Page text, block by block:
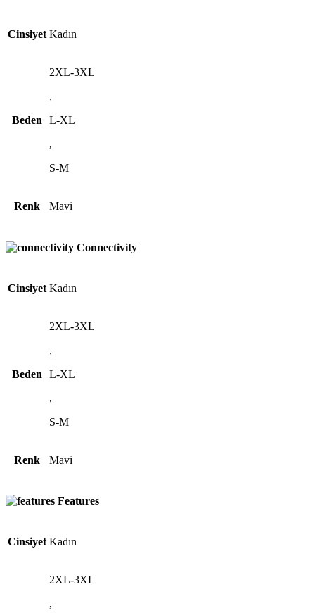
Cinsiyet Kadın
Beden
2XL-3XL
,
L-XL
,
S-M
Renk Mavi
Connectivity
Cinsiyet Kadın
Beden
2XL-3XL
,
L-XL
,
S-M
Renk Mavi
Features
Cinsiyet Kadın
2XL-3XL
,